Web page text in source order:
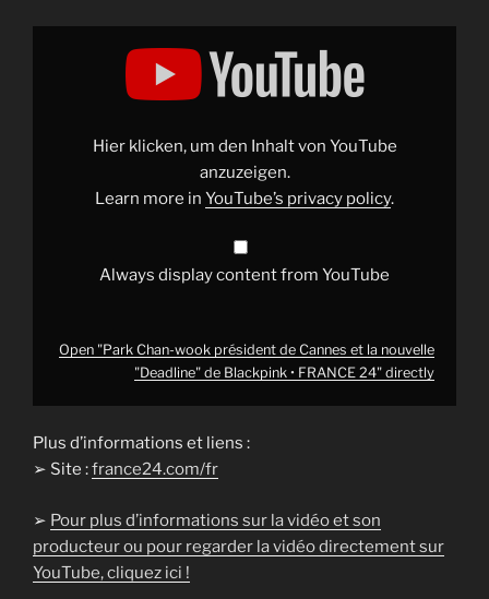
Display
Hier klicken, um den Inhalt von YouTube
anzuzeigen.
Learn more in YouTube’s privacy policy.
Always display content from YouTube
Open "Park Chan-wook président de Cannes et la nouvelle
"Deadline" de Blackpink • FRANCE 24" directly
Plus d’informations et liens :
➢ Site :france24.com/fr
➢ Pour plus d’informations sur la vidéo et son
producteur ou pour regarder la vidéo directement sur
YouTube, cliquez ici !